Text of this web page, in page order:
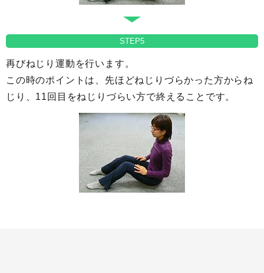
STEP5
再びねじり運動を行います。
この時のポイントは、先ほどねじりづらかった方からね
じり、11回目をねじりづらい方で終えることです。